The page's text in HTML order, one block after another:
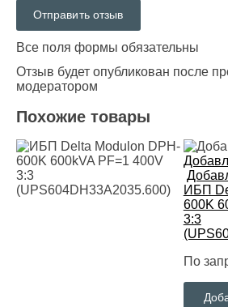
Все поля формы обязательны
Отзыв будет опубликован после
модератором
Похожие товары
ИБП
600K
3:3
По